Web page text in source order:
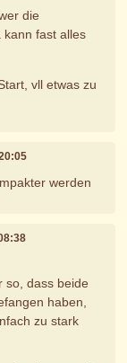
die
kann fast alles
vll etwas zu
werden
so, dass beide
haben,
zu stark